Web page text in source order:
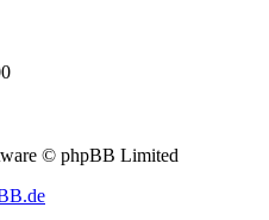
© phpBB Limited